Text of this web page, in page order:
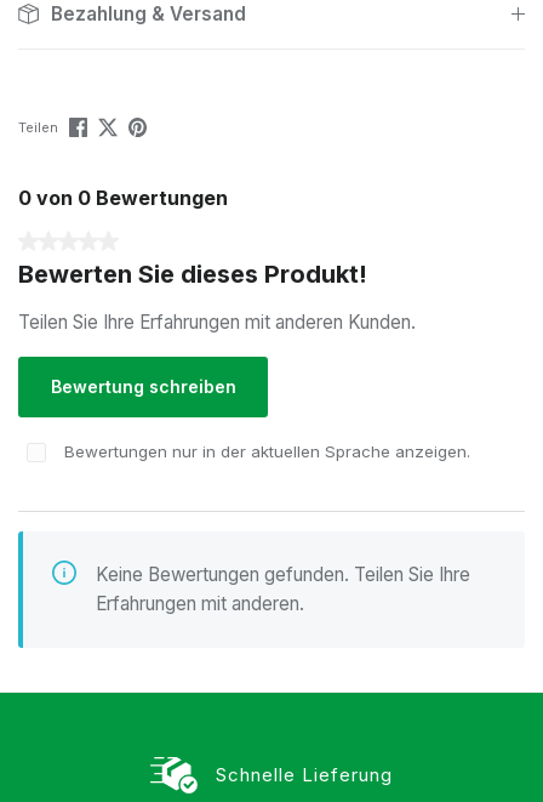
Bezahlung & Versand
Teilen
0 von 0 Bewertungen
Bewerten Sie dieses Produkt!
Teilen Sie Ihre Erfahrungen mit anderen Kunden.
Bewertung schreiben
Bewertungen nur in der aktuellen Sprache anzeigen.
Keine Bewertungen gefunden. Teilen Sie Ihre
Erfahrungen mit anderen.
Schnelle Lieferung